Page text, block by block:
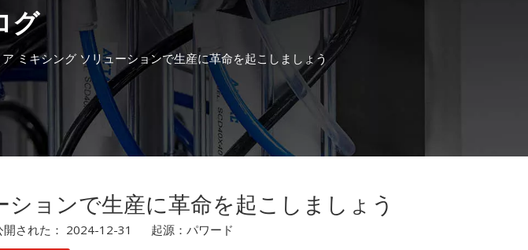
グ
ミキシング ソリューションで生産に革命を起こしましょう
ョンで生産に革命を起こしましょう
された： 2024-12-31 起源： パワード